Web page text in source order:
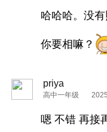
哈哈哈。没有
你要相嘛？
priya
高中一年级
嗯 不错 再接